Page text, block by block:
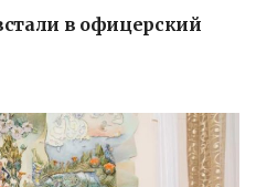
в офицерский